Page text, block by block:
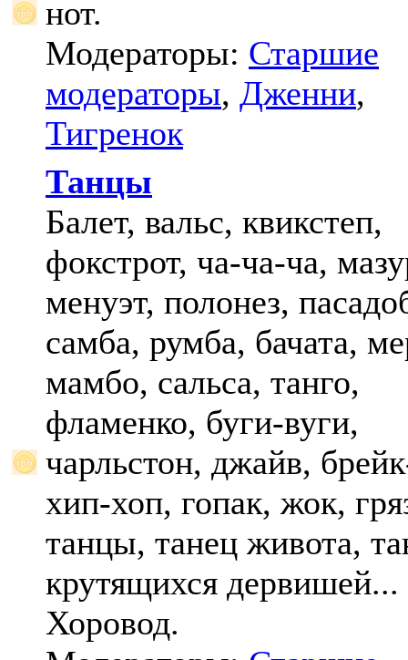
нот.
Модераторы: Старшие
модераторы, Дженни,
Тигренок
Танцы
Балет, вальс, квикстеп,
фокстрот, ча-ча-ча,
менуэт, полонез,
самба, румба, бачата,
мамбо, сальса, танго,
фламенко, буги-вуги,
чарльстон, джайв,
хип-хоп, гопак, жок,
танцы, танец живота,
крутящихся дервишей...
Хоровод.